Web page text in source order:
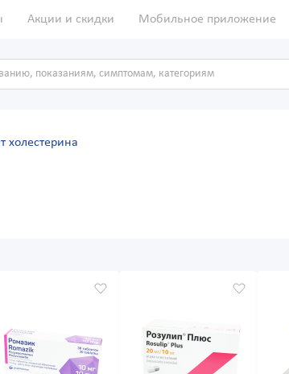
Акции и скидки Мобильное приложение
холестерина